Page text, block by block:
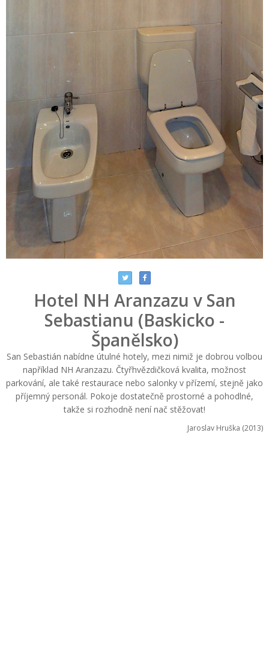
Hotel NH Aranzazu v San
Sebastianu (Baskicko -
Španělsko)
San Sebastián nabídne útulné hotely, mezi nimiž je dobrou volbou
například NH Aranzazu. Čtyřhvězdičková kvalita, možnost
parkování, ale také restaurace nebo salonky v přízemí, stejně jako
příjemný personál. Pokoje dostatečně prostorné a pohodlné,
takže si rozhodně není nač stěžovat!
Jaroslav Hruška (2013)